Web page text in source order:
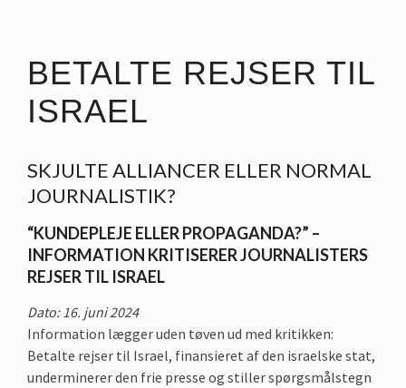
BETALTE REJSER TIL
ISRAEL
SKJULTE ALLIANCER ELLER NORMAL
JOURNALISTIK?
“KUNDEPLEJE ELLER PROPAGANDA?” –
INFORMATION KRITISERER JOURNALISTERS
REJSER TIL ISRAEL
Dato: 16. juni 2024
Information lægger uden tøven ud med kritikken:
Betalte rejser til Israel, finansieret af den israelske stat,
underminerer den frie presse og stiller spørgsmålstegn